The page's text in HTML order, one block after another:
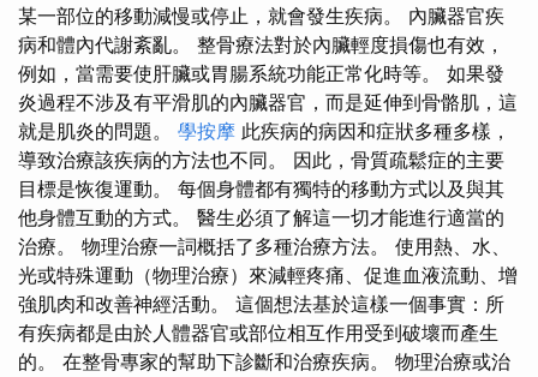
某一部位的移動減慢或停止，就會發生疾病。 內臟器官疾
病和體內代謝紊亂。 整骨療法對於內臟輕度損傷也有效，
例如，當需要使肝臟或胃腸系統功能正常化時等。 如果發
炎過程不涉及有平滑肌的內臟器官，而是延伸到骨骼肌，這
就是肌炎的問題。 學按摩 此疾病的病因和症狀多種多樣，
導致治療該疾病的方法也不同。 因此，骨質疏鬆症的主要
目標是恢復運動。 每個身體都有獨特的移動方式以及與其
他身體互動的方式。 醫生必須了解這一切才能進行適當的
治療。 物理治療一詞概括了多種治療方法。 使用熱、水、
光或特殊運動（物理治療）來減輕疼痛、促進血液流動、增
強肌肉和改善神經活動。 這個想法基於這樣一個事實：所
有疾病都是由於人體器官或部位相互作用受到破壞而產生
的。 在整骨專家的幫助下診斷和治療疾病。 物理治療或治